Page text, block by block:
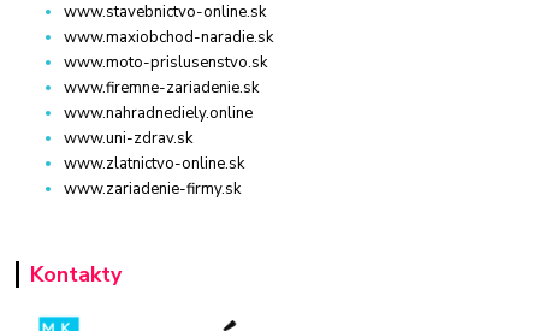
www.stavebnictvo-online.sk
www.maxiobchod-naradie.sk
www.moto-prislusenstvo.sk
www.firemne-zariadenie.sk
www.nahradnediely.online
www.uni-zdrav.sk
www.zlatnictvo-online.sk
www.zariadenie-firmy.sk
Kontakty